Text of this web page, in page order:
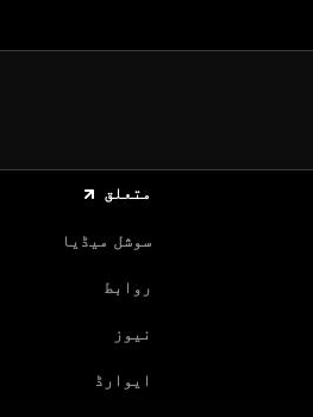
متعلق
سوشل میڈیا
روابط
نیوز
ایوارڈ